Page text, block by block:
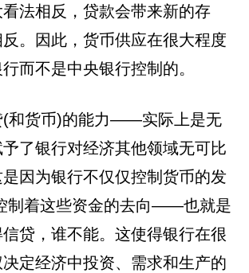
法相反，贷款会带来新的存
。因此，货币供应在很大程度
行而不是中央银行控制的。
(和货币)的能力——实际上是无
了银行对经济其他领域无可比
因为银行不仅仅控制货币的发
制着这些资金的去向——也就是
贷，谁不能。这使得银行在很
定经济中投资、需求和生产的